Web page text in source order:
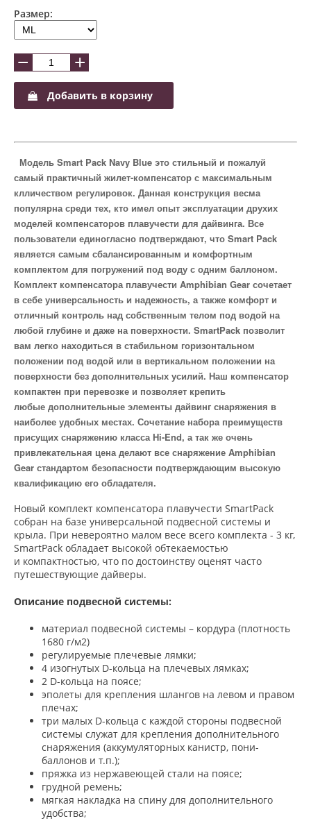
Размер:
− +
Добавить в корзину
Модель Smart Pack Navy Blue это стильный и пожалуй
самый практичный жилет-компенсатор с максимальным
клличеством регулировок. Данная конструкция весма
популярна среди тех, кто имел опыт эксплуатации друхих
моделей компенсаторов плавучести для дайвинга. Все
пользователи единогласно подтверждают, что Smart Pack
является самым сбалансированным и комфортным
комплектом для погружений под воду с одним баллоном.
Комплект компенсатора плавучести Amphibian Gear сочетает
в себе универсальность и надежность, а также комфорт и
отличный контроль над собственным телом под водой на
любой глубине и даже на поверхности. SmartPack позволит
вам легко находиться в стабильном горизонтальном
положении под водой или в вертикальном положении на
поверхности без дополнительных усилий. Наш компенсатор
компактен при перевозке и позволяет крепить
любые дополнительные элементы дайвинг снаряжения в
наиболее удобных местах. Сочетание набора преимуществ
присущих снаряжению класса Hi-End, а так же очень
привлекательная цена делают все снаряжение Amphibian
Gear стандартом безопасности подтверждающим высокую
квалификацию его обладателя.
Новый комплект компенсатора плавучести SmartPack
собран на базе универсальной подвесной системы и
крыла. При невероятно малом весе всего комплекта - 3 кг,
SmartPack обладает высокой обтекаемостью
и компактностью, что по достоинству оценят часто
путешествующие дайверы.
Описание подвесной системы:
материал подвесной системы – кордура (плотность
1680 г/м2)
регулируемые плечевые лямки;
4 изогнутых D-кольца на плечевых лямках;
2 D-кольца на поясе;
эполеты для крепления шлангов на левом и правом
плечах;
три малых D-кольца с каждой стороны подвесной
системы служат для крепления дополнительного
снаряжения (аккумуляторных канистр, пони-
баллонов и т.п.);
пряжка из нержавеющей стали на поясе;
грудной ремень;
мягкая накладка на спину для дополнительного
удобства;